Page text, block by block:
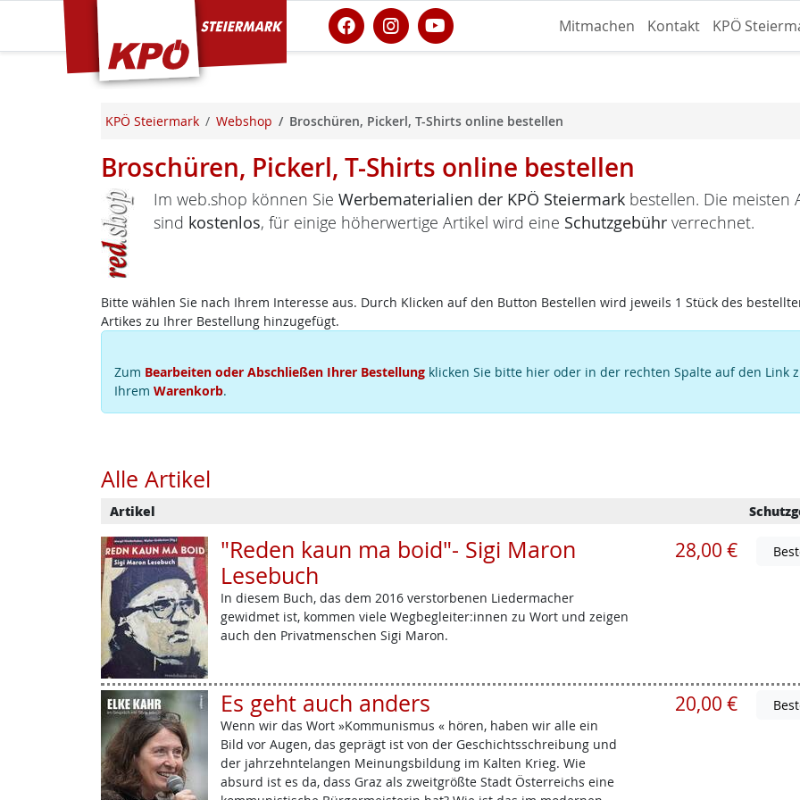
KPÖ Steiermark Mitmachen Kontakt KPÖ
KPÖ Steiermark Webshop Broschüren, Pickerl, T-Shirts online bestellen
Broschüren, Pickerl, T-Shirts online bestellen
Im web.shop können Sie Werbematerialien der KPÖ Steiermarkbestellen. Die meisten
sind kostenlos, für einige höherwertige Artikel wird eine Schutzgebührverrechnet.
Bitte wählen Sie nach Ihrem Interesse aus. Durch Klicken auf den Button Bestellen wird jeweils 1 Stück des
Artikes zu Ihrer Bestellung hinzugefügt.
Zum Bearbeiten oder Abschließen Ihrer Bestellungklicken Sie bitte hier oder in der rechten Spalte auf den Link
Ihrem Warenkorb.
Alle Artikel
Artikel
"Reden kaun ma boid"- Sigi Maron
Lesebuch
In diesem Buch, das dem 2016 verstorbenen Liedermacher
gewidmet ist, kommen viele Wegbegleiter:innen zu Wort und zeigen
auch den Privatmenschen Sigi Maron.
28,00 €
Es geht auch anders
Wenn wir das Wort »Kommunismus « hören, haben wir alle ein
Bild vor Augen, das geprägt ist von der Geschichtsschreibung und
der jahrzehntelangen Meinungsbildung im Kalten Krieg. Wie
absurd ist es da, dass Graz als zweitgrößte Stadt Österreichs eine
20,00 €